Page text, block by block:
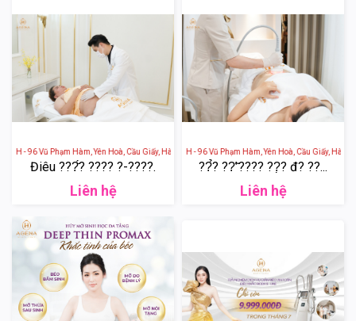
H - 96 Vũ Phạm Hàm, Yên Hoà, Cầu Giấy, Hà Nội, Việt Nam
Điêu ???̆́? ???? ?-????.
Liên hệ
Viện Thẩm Mỹ Agena H - 96 Vũ Phạm Hàm, Yên Hoà, Cầu Giấy, Hà Nội,
??̉? ??̛̃ ???? ??̣? đ? ??...
Liên hệ